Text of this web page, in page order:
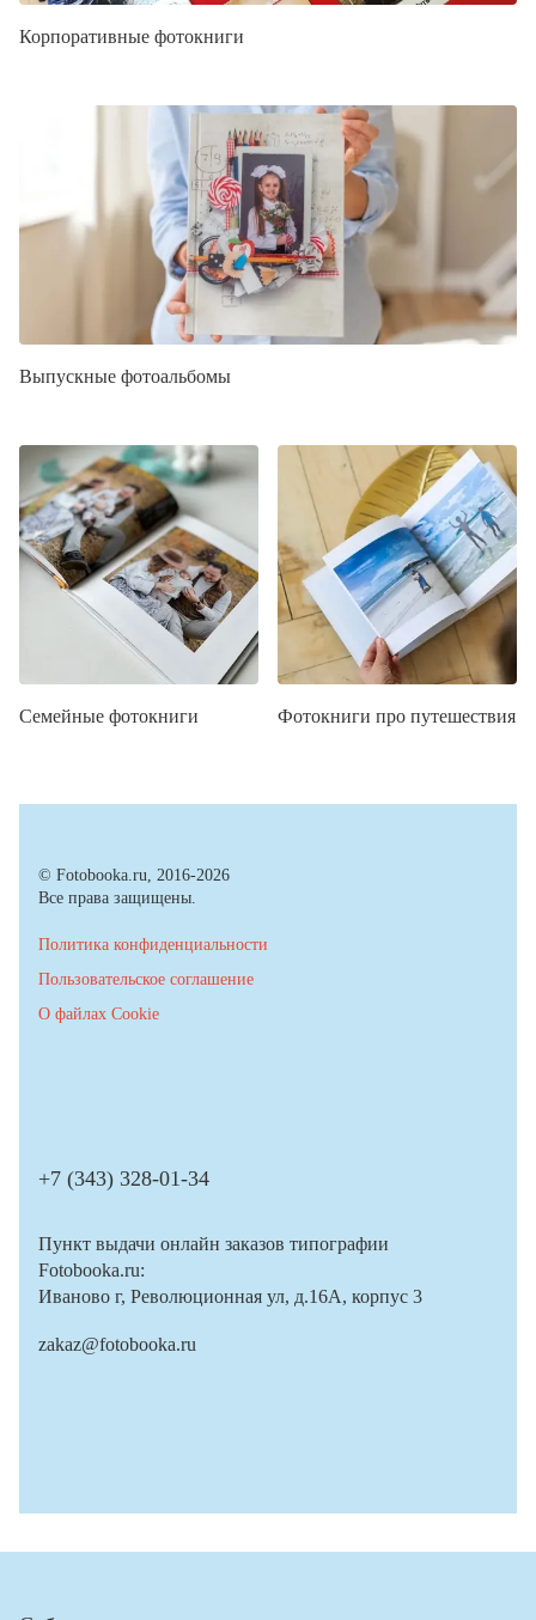
Корпоративные фотокниги
Выпускные фотоальбомы
Семейные фотокниги Фотокниги про путешествия
© Fotobooka.ru, 2016-2026
Все права защищены.
Политика конфиденциальности
Пользовательское соглашение
О файлах Cookie
+7 (343) 328-01-34
Пункт выдачи онлайн заказов типографии
Fotobooka.ru:
Иваново г, Революционная ул, д.16А, корпус 3
zakaz@fotobooka.ru